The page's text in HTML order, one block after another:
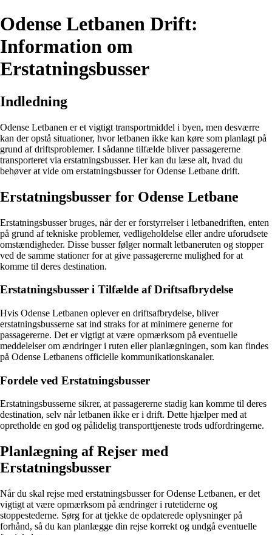
Odense Letbanen Drift:
Information om
Erstatningsbusser
Indledning
Odense Letbanen er et vigtigt transportmiddel i byen, men desværre
kan der opstå situationer, hvor letbanen ikke kan køre som planlagt på
grund af driftsproblemer. I sådanne tilfælde bliver passagererne
transporteret via erstatningsbusser. Her kan du læse alt, hvad du
behøver at vide om erstatningsbusser for Odense Letbane drift.
Erstatningsbusser for Odense Letbane
Erstatningsbusser bruges, når der er forstyrrelser i letbanedriften, enten
på grund af tekniske problemer, vedligeholdelse eller andre uforudsete
omstændigheder. Disse busser følger normalt letbaneruten og stopper
ved de samme stationer for at give passagererne mulighed for at
komme til deres destination.
Erstatningsbusser i Tilfælde af Driftsafbrydelse
Hvis Odense Letbanen oplever en driftsafbrydelse, bliver
erstatningsbusserne sat ind straks for at minimere generne for
passagererne. Det er vigtigt at være opmærksom på eventuelle
meddelelser om ændringer i ruten eller planlægningen, som kan findes
på Odense Letbanens officielle kommunikationskanaler.
Fordele ved Erstatningsbusser
Erstatningsbusserne sikrer, at passagererne stadig kan komme til deres
destination, selv når letbanen ikke er i drift. Dette hjælper med at
opretholde en god og pålidelig transporttjeneste trods udfordringerne.
Planlægning af Rejser med
Erstatningsbusser
Når du skal rejse med erstatningsbusser for Odense Letbanen, er det
vigtigt at være opmærksom på ændringer i rutetiderne og
stoppestederne. Sørg for at tjekke de opdaterede oplysninger på
forhånd, så du kan planlægge din rejse korrekt og undgå eventuelle